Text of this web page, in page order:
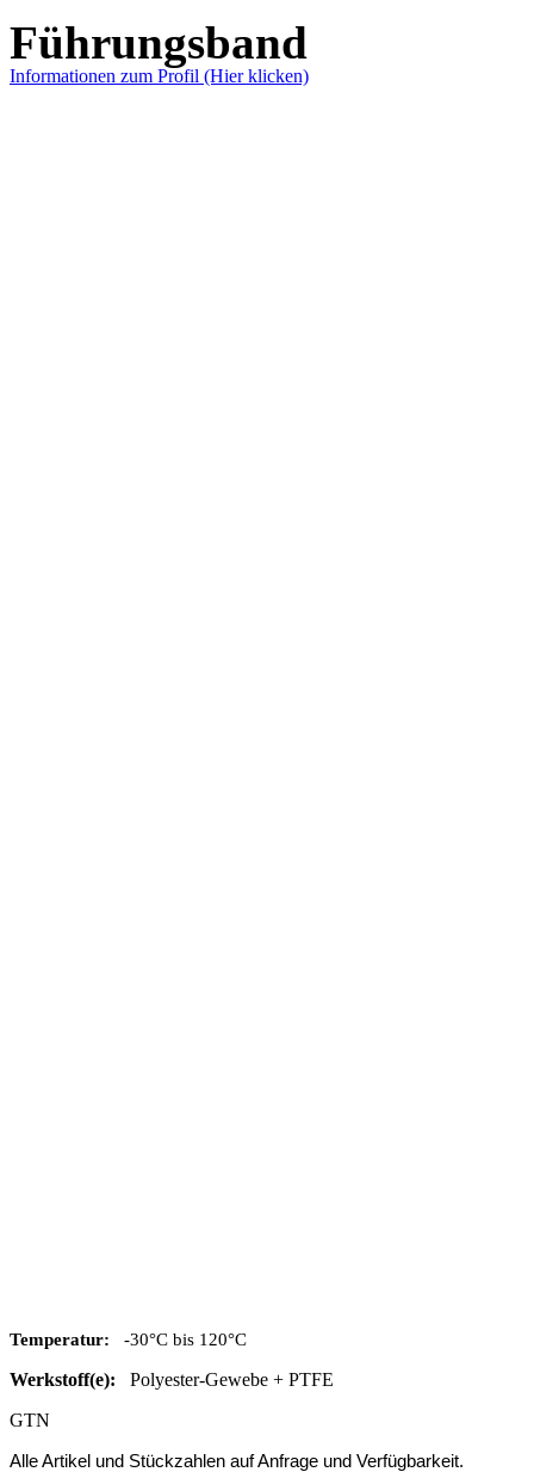
Führungsband
Informationen zum Profil (Hier klicken)
Temperatur: -30°C bis 120°C
Werkstoff(e): Polyester-Gewebe + PTFE
GTN
Alle Artikel und Stückzahlen auf Anfrage und Verfügbarkeit.